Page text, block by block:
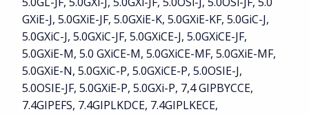
GXiE-J, 5.0GXiE-JF, 5.0GXiE-K, 5.0GXiE-KF, 5.0GiC-J,
5.0GXiC-J, 5.0GXiC-JF, 5.0GXiCE-J, 5.0GXiCE-JF,
5.0GXiE-M, 5.0 GXiCE-M, 5.0GXiCE-MF, 5.0GXiE-MF,
5.0GXiE-N, 5.0GXiC-P, 5.0GXiCE-P, 5.0OSIE-J,
5.0OSIE-JF, 5.0GXiE-P, 5.0GXi-P, 7,4 GIPBYCCE,
7.4GIPEFS, 7.4GIPLKDCE, 7.4GIPLKECE,